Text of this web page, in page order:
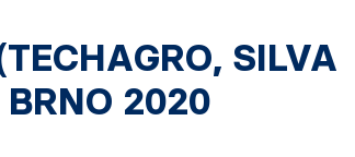
SILVA
2020